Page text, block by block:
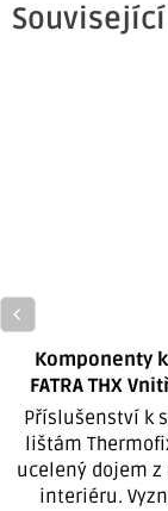
Komponenty
FATRA THX
Příslušenství k
lištám
ucelený dojem z
interiéru.